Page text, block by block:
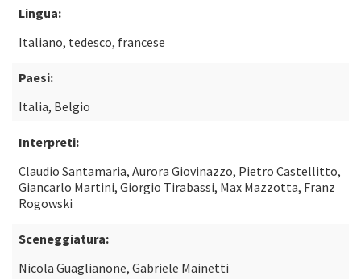
Lingua:
Italiano, tedesco, francese
Paesi:
Italia, Belgio
Interpreti:
Claudio Santamaria, Aurora Giovinazzo, Pietro Castellitto,
Giancarlo Martini, Giorgio Tirabassi, Max Mazzotta, Franz
Rogowski
Sceneggiatura:
Nicola Guaglianone, Gabriele Mainetti